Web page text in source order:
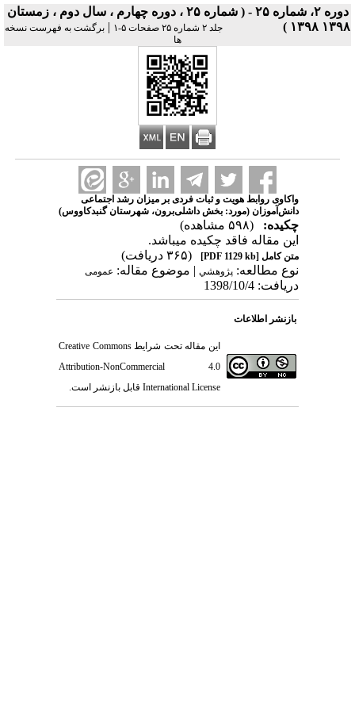
دوره ۲، شماره ۲۵ - ( شماره ۲۵ ، دوره چهارم ، سال دوم ، زمستان
۱۳۹۸ ۱۳۹۸ )
جلد ۲ شماره ۲۵ صفحات ۵-۱ | برگشت به فهرست نسخه
ها
واکاوی روابط هویت و ثبات فردی بر میزان رشد اجتماعی
دانش‌آموزان (مورد: بخش داشلی‌برون، شهرستان گنبدکاووس)
چکیده:
(۵۹۸ مشاهده)
این مقاله فاقد چکیده می​باشد.
متن کامل[PDF 1129 kb]
(۳۶۵ دریافت)
نوع مطالعه: پژوهشي| موضوع مقاله: عمومى
دریافت: 1398/10/4
بازنشر اطلاعات
این مقاله تحت شرایطCreative Commons
Attribution-NonCommercial 4.0
International License قابل بازنشر است.